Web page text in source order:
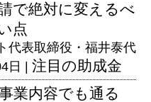
で絶対に変えるべ
点
代表取締役・福井泰代
日 | 注目の助成金
業内容でも通る